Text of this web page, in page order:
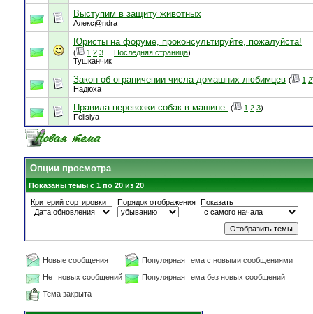
Выступим в защиту животных
Алекс@ndra
Юристы на форуме, проконсультируйте, пожалуйста!
( 1 2 3 Последняя страница)
Тушканчик
Закон об ограничении числа домашних любимцев ( 1 2
Надюха
Правила перевозки собак в машине. ( 1 2 3)
Felisiya
Опции просмотра
Показаны темы с 1 по 20 из 20
Критерий сортировки
Порядок отображения Показать
Новые сообщения
Популярная тема с новыми сообщениями
Нет новых сообщений
Популярная тема без новых сообщений
Тема закрыта